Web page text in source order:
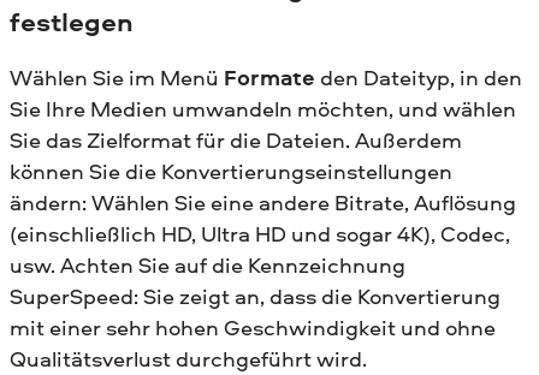
festlegen
Wählen Sie im Menü Formate den Dateityp, in den
Sie Ihre Medien umwandeln möchten, und wählen
Sie das Zielformat für die Dateien. Außerdem
können Sie die Konvertierungseinstellungen
ändern: Wählen Sie eine andere Bitrate, Auflösung
(einschließlich HD, Ultra HD und sogar 4K), Codec,
usw. Achten Sie auf die Kennzeichnung
SuperSpeed: Sie zeigt an, dass die Konvertierung
mit einer sehr hohen Geschwindigkeit und ohne
Qualitätsverlust durchgeführt wird.